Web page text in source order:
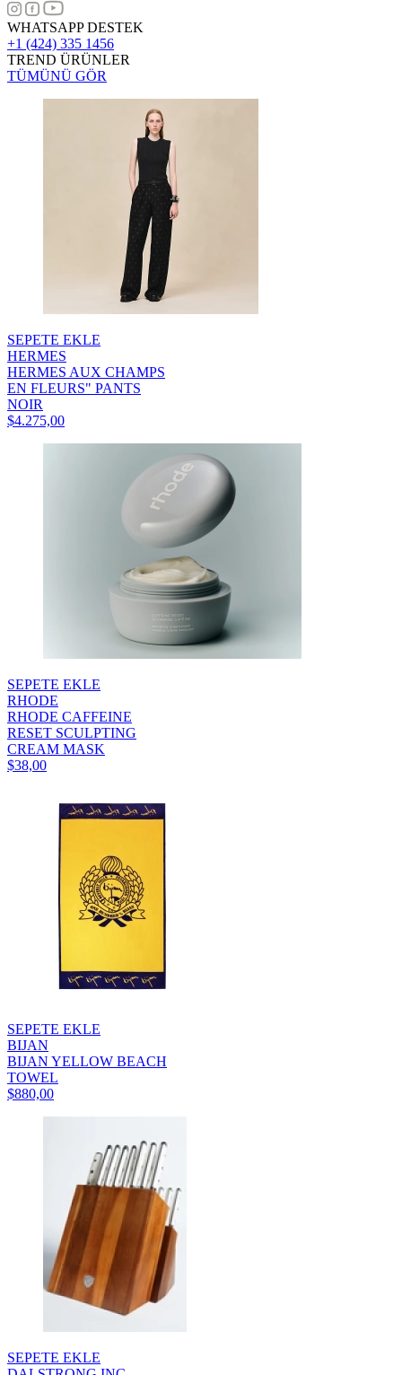
WHATSAPP DESTEK
+1 (424) 335 1456
TREND ÜRÜNLER
TÜMÜNÜ GÖR
SEPETE EKLE
HERMES
HERMES AUX CHAMPS
EN FLEURS" PANTS
NOIR
$4.275,00
SEPETE EKLE
RHODE
RHODE CAFFEINE
RESET SCULPTING
CREAM MASK
$38,00
SEPETE EKLE
BIJAN
BIJAN YELLOW BEACH
TOWEL
$880,00
SEPETE EKLE